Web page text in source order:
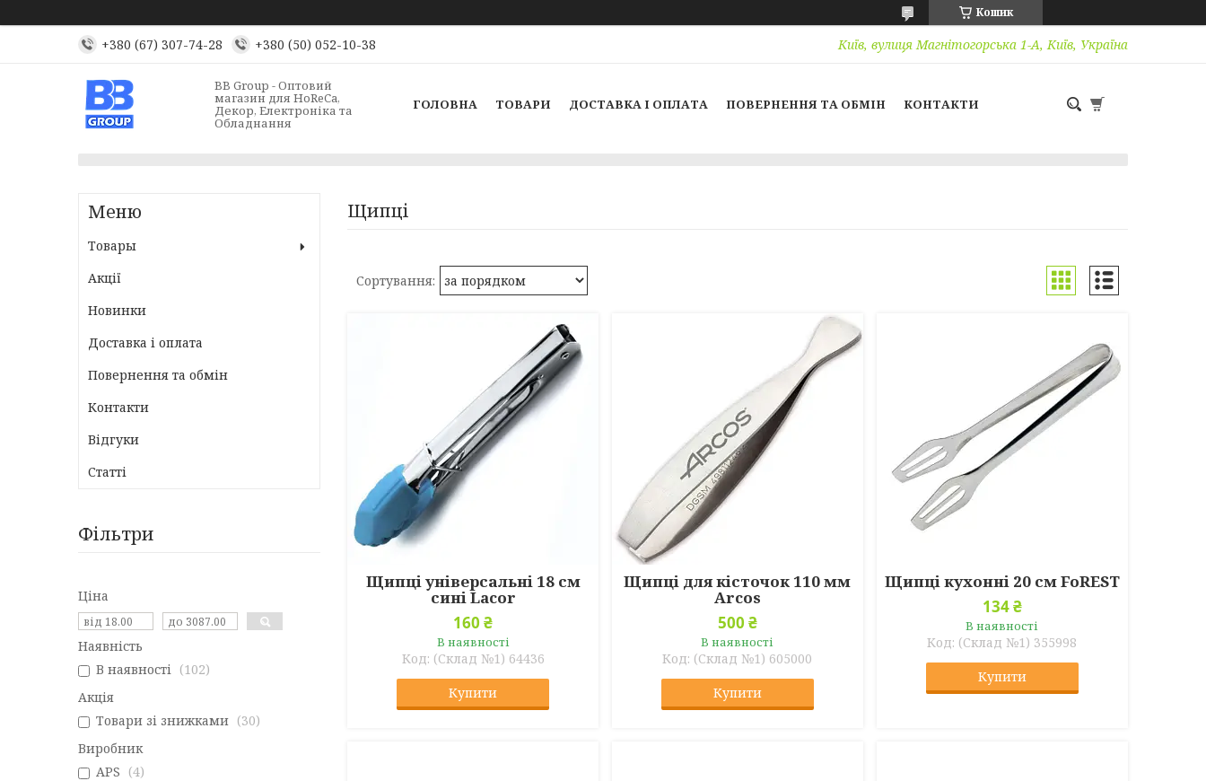
Кошик
+380 (67) 307-74-28 +380 (50) 052-10-38 Київ, вулиця Магнітогорська 1-А, Київ, Україна
BB Group - Оптовий
магазин для HoReCa,
Декор, Електроніка та
Обладнання
ГОЛОВНА ТОВАРИ ДОСТАВКА І ОПЛАТА ПОВЕРНЕННЯ ТА ОБМІН КОНТАКТИ
Щипці
Щипці універсальні 18 см
сині Lacor
160 ₴
В наявності
(Склад №1) 64436
Купити
Щипці для кісточок 110 мм
Arcos
500 ₴
В наявності
(Склад №1) 605000
Купити
Щипці кухонні 20 см FoREST
134 ₴
В наявності
(Склад №1) 355998
Купити
Товары
Акції
Новинки
Доставка і оплата
Повернення та обмін
Контакти
Відгуки
Статті
Фільтри
Ціна
Наявність
В наявності
102
Акція
Товари зі знижками
30
Виробник
APS
4